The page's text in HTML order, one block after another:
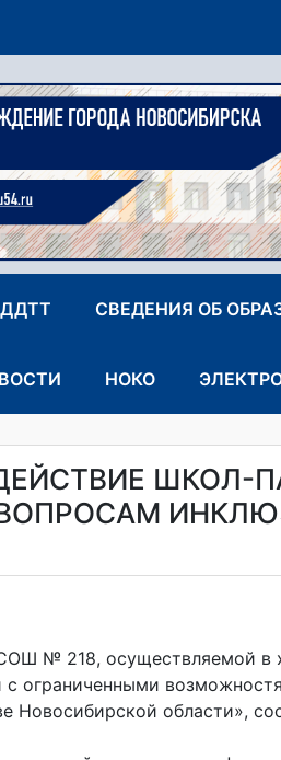
СВЕДЕНИЯ ОБ
НОКО
ШКОЛ-
№ 218, осуществляемой в
с ограниченными
Новосибирской области»,